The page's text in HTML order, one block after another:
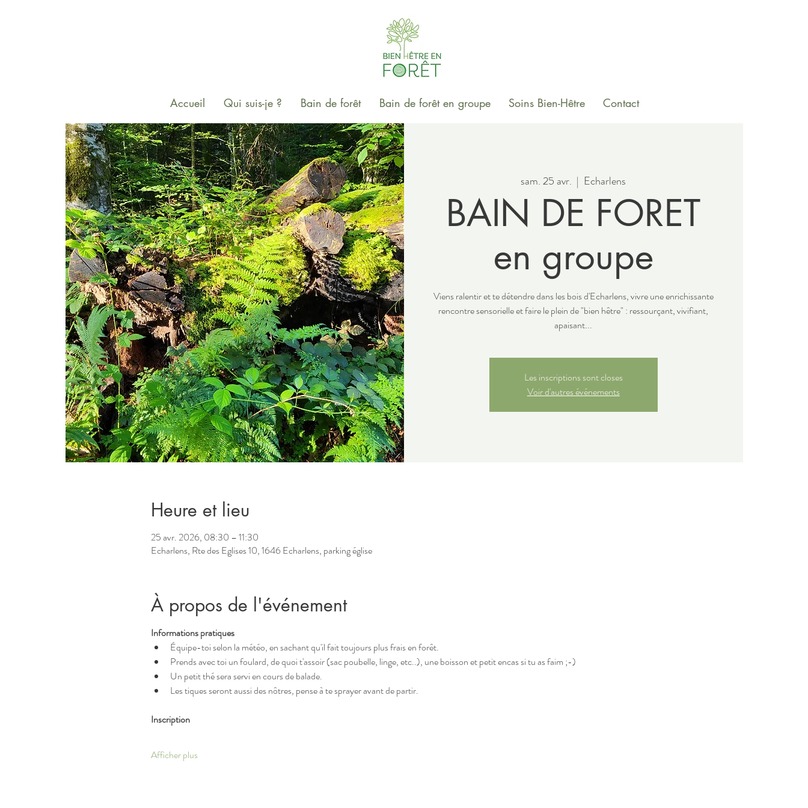
Accueil Qui suis-je ? Bain de forêt Bain de forêt en groupe Soins Bien-Hêtre Contact
sam. 25 avr.
  |
Echarlens
BAIN DE FORET
en groupe
Viens ralentir et te détendre dans les bois d'Echarlens, vivre une enrichissante
rencontre sensorielle et faire le plein de "bien hêtre" : ressourçant, vivifiant,
apaisant...
Les inscriptions sont closes
Voir d'autres événements
Heure et lieu
25 avr. 2026, 08:30 – 11:30
Echarlens, Rte des Eglises 10, 1646 Echarlens, parking église
À propos de l'événement
Informations pratiques
Équipe-toi selon la météo, en sachant qu'il fait toujours plus frais en forêt.
Prends avec toi un foulard, de quoi t'assoir (sac poubelle, linge, etc..), une boisson et petit encas si tu as faim ;-)
Un petit thé sera servi en cours de balade.
Les tiques seront aussi des nôtres, pense à te sprayer avant de partir.
Inscription
Afficher plus